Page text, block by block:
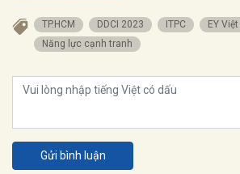
TP.HCM DDCI 2023 ITPC
EY
Năng lực cạnh tranh
Gửi bình luận